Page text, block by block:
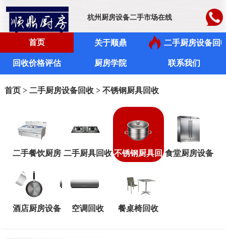
杭州厨房设备二手市场在线
首页 关于顺鼎 二手厨房设备回
回收价格评估 厨房学院 联系我们
首页> 二手厨房设备回收> 不锈钢厨具回收
二手餐饮厨房 二手厨具回收 不锈钢厨具回 食堂厨房设备
酒店厨房设备 空调回收 餐桌椅回收